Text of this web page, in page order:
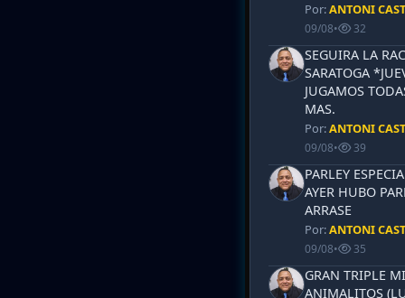
Por:ANTONI
09/08• 32
SEGUIRA LA
SARATOGA
JUGAMOS
MAS.
Por:ANTONI
09/08• 39
PARLEY
AYER HUBO
ARRASE
Por:ANTONI
09/08• 35
GRAN TRIPLE
ANIMALITOS